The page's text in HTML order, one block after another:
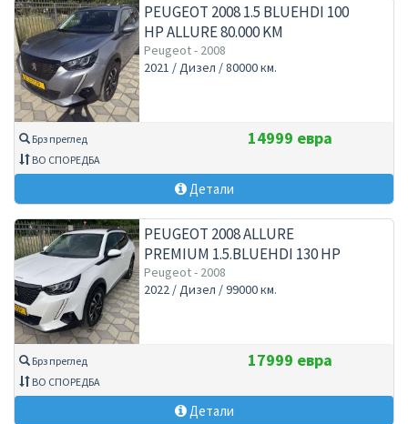
PEUGEOT 2008 1.5 BLUEHDI 100
HP ALLURE 80.000 KM
Peugeot - 2008
2021 / Дизел / 80000 км.
Брз преглед
ВО СПОРЕДБА
14999 евра
Детали
PEUGEOT 2008 ALLURE
PREMIUM 1.5.BLUEHDI 130 HP
AVTOMATIK
Peugeot - 2008
2022 / Дизел / 99000 км.
Брз преглед
ВО СПОРЕДБА
17999 евра
Детали